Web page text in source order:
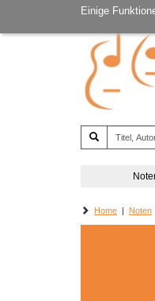
Einige
Home | Noten